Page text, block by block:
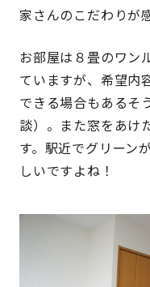
家さんのこだわりが
お部屋は８畳のワン
ていますが、希望内
できる場合もあるそ
談）。また窓をあけ
す。駅近でグリーン
しいですよね！